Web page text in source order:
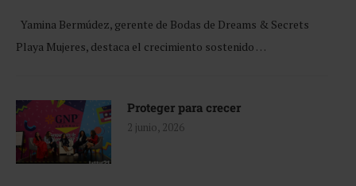
Yamina Bermúdez, gerente de Bodas de Dreams & Secrets
Playa Mujeres, destaca el crecimiento sostenido …
Proteger para crecer
2 junio, 2026